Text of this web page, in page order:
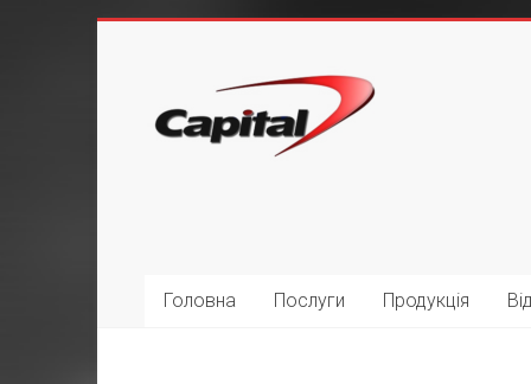
Головна Послуги Продукція